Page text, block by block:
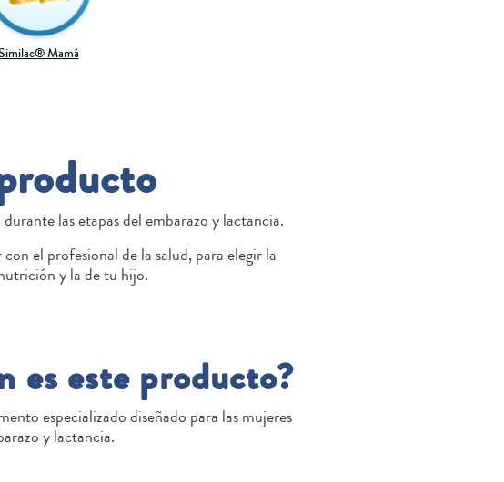
Mamá
las etapas del embarazo y lactancia.
el profesional de la salud, para elegir la
y la de tu hijo.
es este producto?
especializado diseñado para las mujeres
y lactancia.